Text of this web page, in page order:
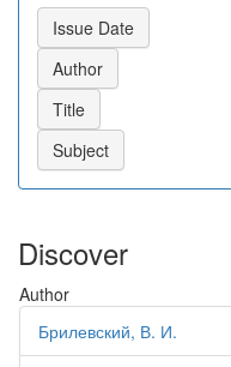
Discover
Author
Брилевский, В. И.